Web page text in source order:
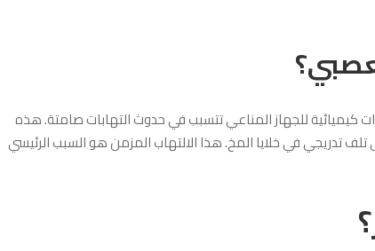
كيميائية للجهاز المناعي تتسبب في حدوث التهابات صامتة. هذه
تلف تدريجي في خلايا المخ. هذا الالتهاب المزمن هو السبب الرئيسي